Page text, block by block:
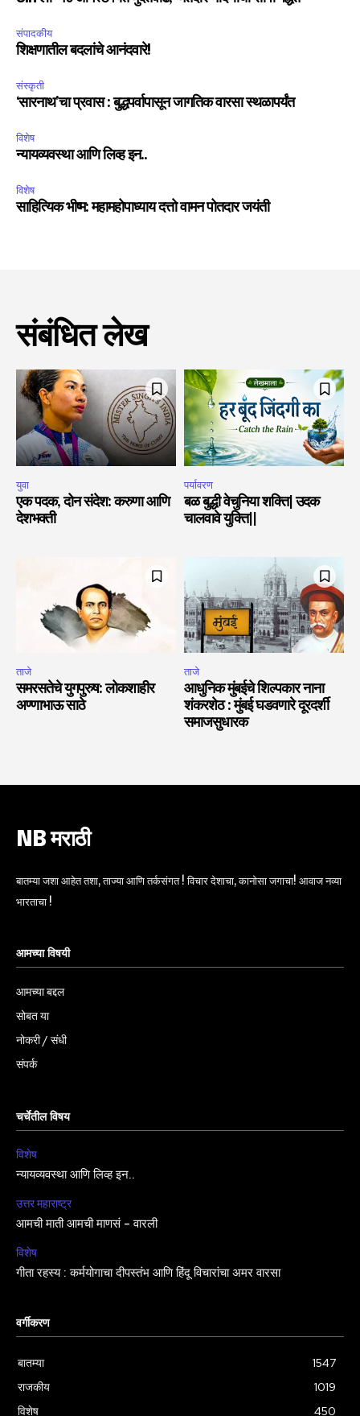
संपादकीय
शिक्षणातील बदलांचे आनंदवारे!
संस्कृती
‘सारनाथ’चा प्रवास : बुद्धपर्वापासून जागतिक वारसा स्थळापर्यंत
विशेष
न्यायव्यवस्था आणि लिव्ह इन..
विशेष
साहित्यिक भीष्म: महामहोपाध्याय दत्तो वामन पोतदार जयंती
संबंधित लेख
युवा
एक पदक, दोन संदेश: करुणा आणि
देशभक्ती
पर्यावरण
बळ बुद्धी वेचुनिया शक्ति| उदक
चालवावे युक्ति||
ताजे
समरसतेचे युगपुरुष: लोकशाहीर
अण्णाभाऊ साठे
ताजे
आधुनिक मुंबईचे शिल्पकार नाना
शंकरशेठ : मुंबई घडवणारे दूरदर्शी
समाजसुधारक
NB मराठी
बातम्या जशा आहेत तशा, ताज्या आणि तर्कसंगत ! विचार देशाचा, कानोसा जगाचा! आवाज नव्या
भारताचा !
आमच्या विषयी
आमच्या बद्दल
सोबत या
नोकरी / संधी
संपर्क
चर्चेतील विषय
विशेष
न्यायव्यवस्था आणि लिव्ह इन..
उत्तर महाराष्ट्र
आमची माती आमची माणसं – वारली
विशेष
गीता रहस्य : कर्मयोगाचा दीपस्तंभ आणि हिंदू विचारांचा अमर वारसा
वर्गीकरण
बातम्या
1547
राजकीय
1019
विशेष
450